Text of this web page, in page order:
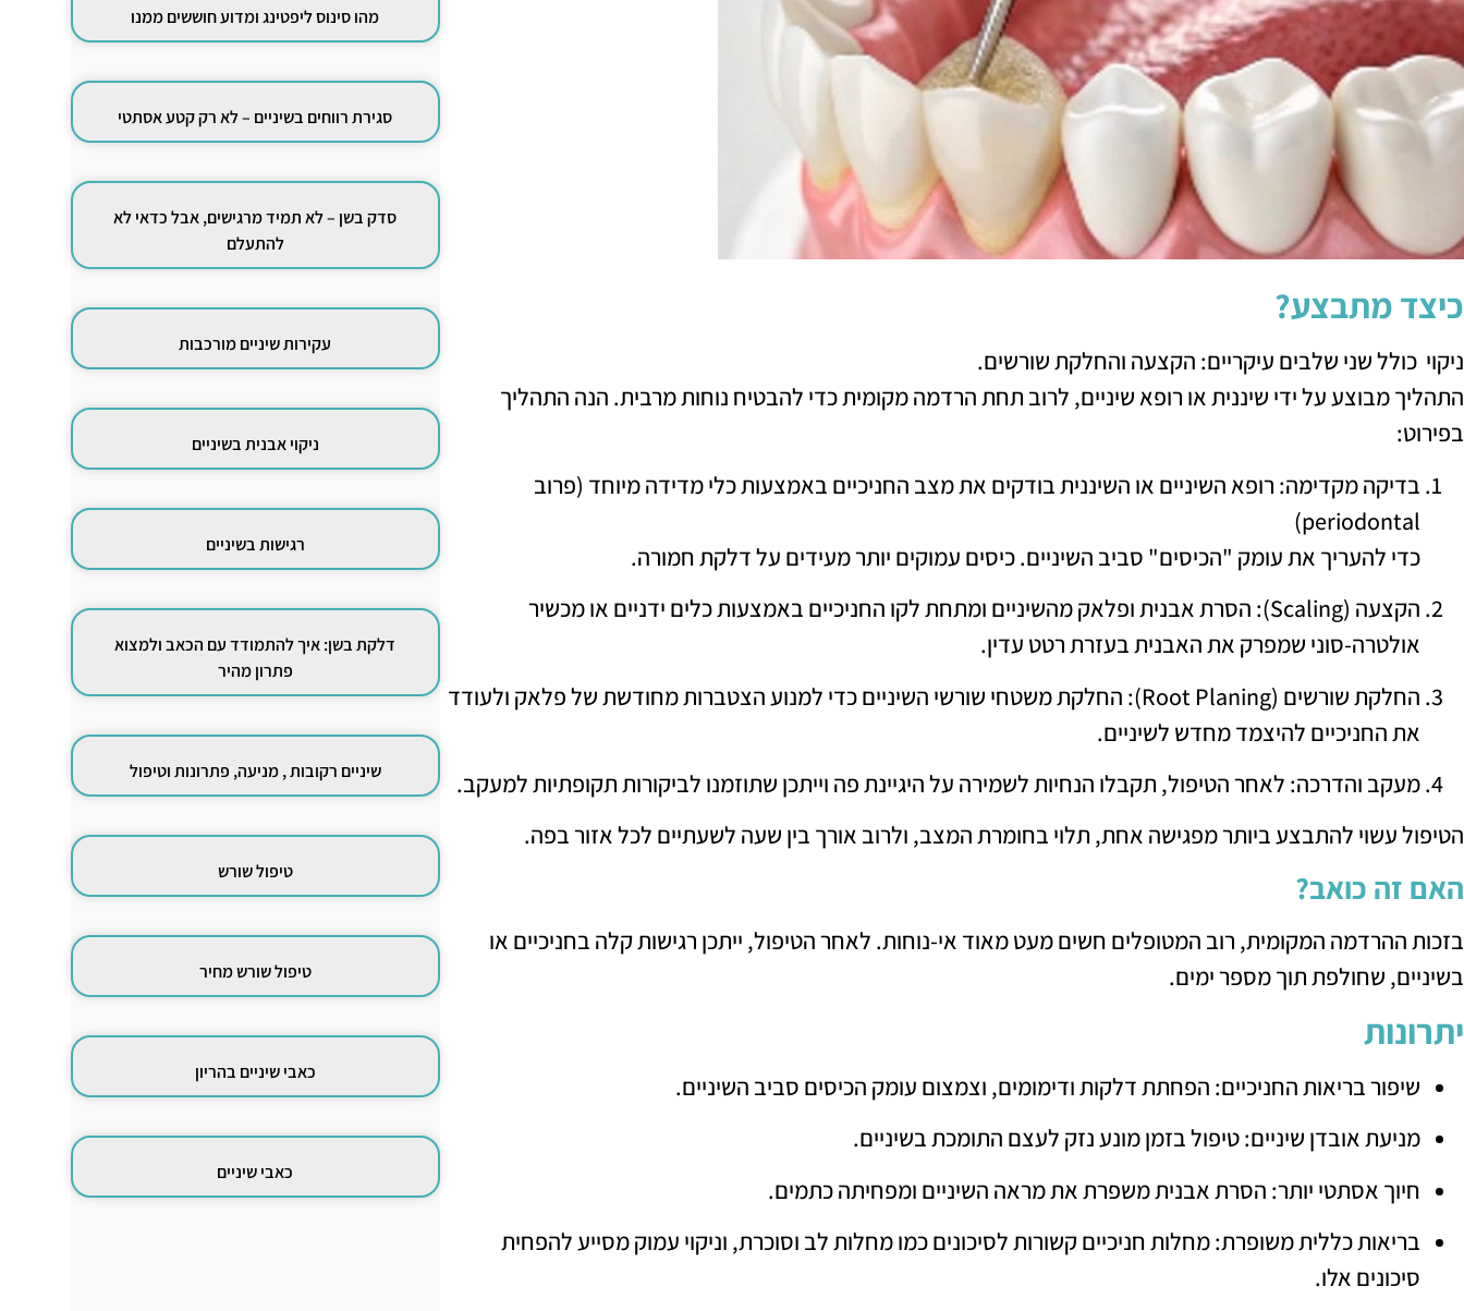
כיצד מתבצע?
ניקוי כולל שני שלבים עיקריים: הקצעה והחלקת שורשים.
התהליך מבוצע על ידי שיננית או רופא שיניים, לרוב תחת הרדמה מקומית כדי להבטיח נוחות מרבית. הנה התהליך
בפירוט:
בדיקה מקדימה: רופא השיניים או השיננית בודקים את מצב החניכיים באמצעות כלי מדידה מיוחד (פרוב
periodontal)
כדי להעריך את עומק "הכיסים" סביב השיניים. כיסים עמוקים יותר מעידים על דלקת חמורה.
הקצעה (Scaling): הסרת אבנית ופלאק מהשיניים ומתחת לקו החניכיים באמצעות כלים ידניים או מכשיר
אולטרה-סוני שמפרק את האבנית בעזרת רטט עדין.
החלקת שורשים (Root Planing): החלקת משטחי שורשי השיניים כדי למנוע הצטברות מחודשת של פלאק ולעודד
את החניכיים להיצמד מחדש לשיניים.
מעקב והדרכה: לאחר הטיפול, תקבלו הנחיות לשמירה על היגיינת פה וייתכן שתוזמנו לביקורות תקופתיות למעקב.
הטיפול עשוי להתבצע ביותר מפגישה אחת, תלוי בחומרת המצב, ולרוב אורך בין שעה לשעתיים לכל אזור בפה.
האם זה כואב?
בזכות ההרדמה המקומית, רוב המטופלים חשים מעט מאוד אי-נוחות. לאחר הטיפול, ייתכן רגישות קלה בחניכיים או
בשיניים, שחולפת תוך מספר ימים.
יתרונות
שיפור בריאות החניכיים: הפחתת דלקות ודימומים, וצמצום עומק הכיסים סביב השיניים.
מניעת אובדן שיניים: טיפול בזמן מונע נזק לעצם התומכת בשיניים.
חיוך אסתטי יותר: הסרת אבנית משפרת את מראה השיניים ומפחיתה כתמים.
בריאות כללית משופרת: מחלות חניכיים קשורות לסיכונים כמו מחלות לב וסוכרת, וניקוי עמוק מסייע להפחית
סיכונים אלו.
מהו סינוס ליפטינג ומדוע חוששים ממנו
סגירת רווחים בשיניים – לא רק קטע אסתטי
סדק בשן – לא תמיד מרגישים, אבל כדאי לא
להתעלם
עקירות שיניים מורכבות
ניקוי אבנית בשיניים
רגישות בשיניים
דלקת בשן: איך להתמודד עם הכאב ולמצוא
פתרון מהיר
שיניים רקובות , מניעה, פתרונות וטיפול
טיפול שורש
טיפול שורש מחיר
כאבי שיניים בהריון
כאבי שיניים